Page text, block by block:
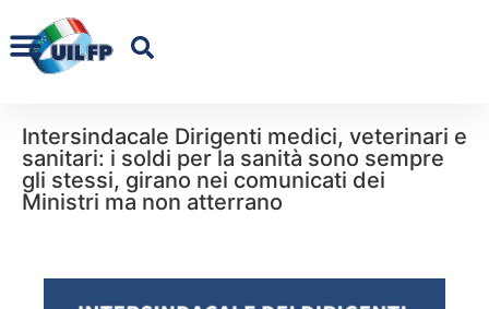
Intersindacale Dirigenti medici, veterinari e
sanitari: i soldi per la sanità sono sempre
gli stessi, girano nei comunicati dei
Ministri ma non atterrano